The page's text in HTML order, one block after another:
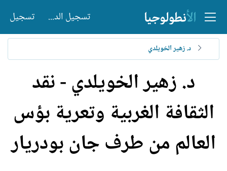
تسجيل الدخول تسجيل
د. زهير الخويلدي
د. زهير الخويلدي - نقد
الثقافة الغربية وتعرية بؤس
العالم من طرف جان بودريار